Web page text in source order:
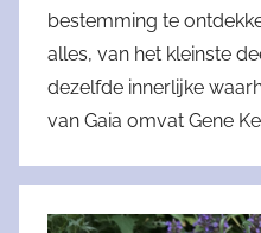
bestemming te
alles, van het kleinste
dezelfde innerlijke
van Gaia omvat Gene